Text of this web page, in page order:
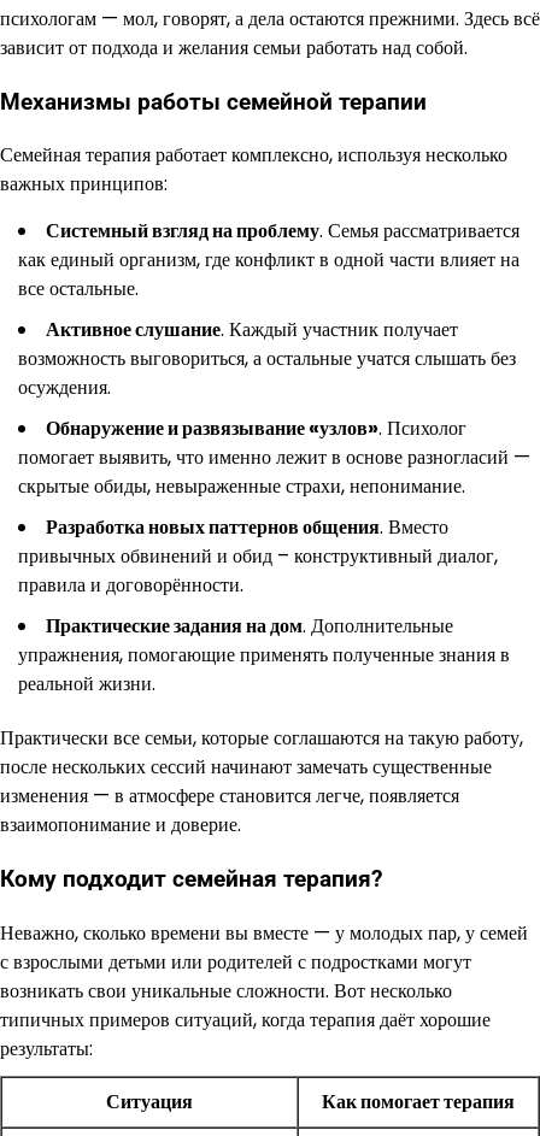
психологам — мол, говорят, а дела остаются прежними. Здесь всё
зависит от подхода и желания семьи работать над собой.
Механизмы работы семейной терапии
Семейная терапия работает комплексно, используя несколько
важных принципов:
Системный взгляд на проблему. Семья рассматривается
как единый организм, где конфликт в одной части влияет на
все остальные.
Активное слушание. Каждый участник получает
возможность выговориться, а остальные учатся слышать без
осуждения.
Обнаружение и развязывание «узлов». Психолог
помогает выявить, что именно лежит в основе разногласий —
скрытые обиды, невыраженные страхи, непонимание.
Разработка новых паттернов общения. Вместо
привычных обвинений и обид – конструктивный диалог,
правила и договорённости.
Практические задания на дом. Дополнительные
упражнения, помогающие применять полученные знания в
реальной жизни.
Практически все семьи, которые соглашаются на такую работу,
после нескольких сессий начинают замечать существенные
изменения — в атмосфере становится легче, появляется
взаимопонимание и доверие.
Кому подходит семейная терапия?
Неважно, сколько времени вы вместе — у молодых пар, у семей
с взрослыми детьми или родителей с подростками могут
возникать свои уникальные сложности. Вот несколько
типичных примеров ситуаций, когда терапия даёт хорошие
результаты:
Ситуация
Как помогает терапия